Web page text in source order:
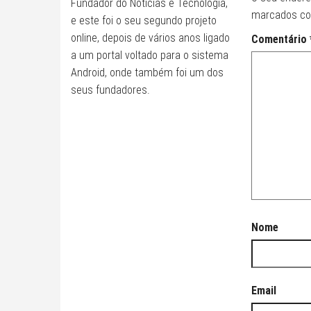
Fundador do Noticias e Tecnologia,
e este foi o seu segundo projeto
online, depois de vários anos ligado
a um portal voltado para o sistema
Android, onde também foi um dos
seus fundadores.
marcados
Comentário
Nome
Email